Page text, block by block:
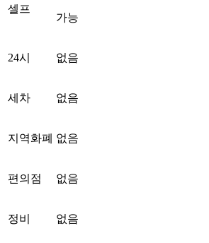
셀프
가능
24시 없음
세차 없음
지역화폐 없음
편의점 없음
정비 없음